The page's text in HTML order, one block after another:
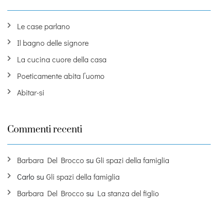
Le case parlano
Il bagno delle signore
La cucina cuore della casa
Poeticamente abita l’uomo
Abitar-si
Commenti recenti
Barbara Del Brocco su Gli spazi della famiglia
Carlo su Gli spazi della famiglia
Barbara Del Brocco su La stanza del figlio